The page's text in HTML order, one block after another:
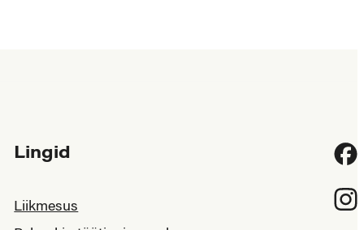
Lingid
Liikmesus